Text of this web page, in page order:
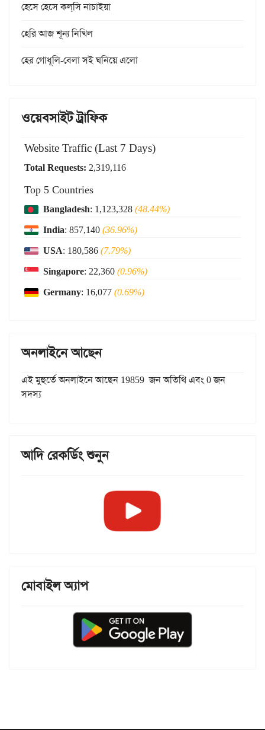
হেসে হেসে কল্‌সি নাচাইয়া
হেরি আজ শূন্য নিখিল
হের গোধূলি-বেলা সই ঘনিয়ে এলো
ওয়েবসাইট ট্রাফিক
Website Traffic (Last 7 Days)
Total Requests: 2,319,116
Top 5 Countries
Bangladesh: 1,123,328(48.44%)
India: 857,140(36.96%)
USA: 180,586(7.79%)
Singapore: 22,360(0.96%)
Germany: 16,077(0.69%)
অনলাইনে আছেন
এই মুহুর্তে অনলাইনে আছেন 19859 জন অতিথি এবং 0 জন
সদস্য
আদি রেকর্ডিং শুনুন
মোবাইল অ্যাপ